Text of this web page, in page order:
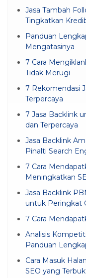
Jasa Tambah
Tingkatkan
Panduan
Mengatasinya
7 Cara
Tidak Merugi
7 Rekomendasi
Terpercaya
7 Jasa Backlink
dan Terpercaya
Jasa Backlink
Pinalti Search
7 Cara
Meningkatkan
Jasa Backlink
untuk Peringkat
7 Cara
Analisis
Panduan
Cara Masuk
SEO yang